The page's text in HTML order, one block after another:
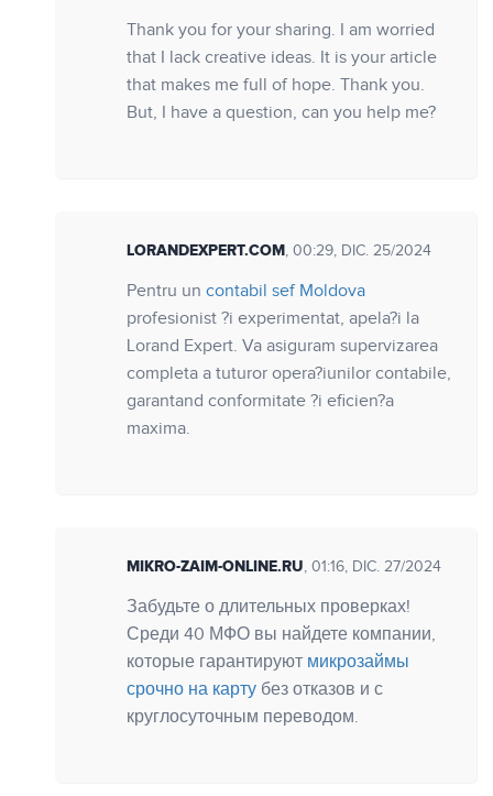
Thank you for your sharing. I am worried
that I lack creative ideas. It is your article
that makes me full of hope. Thank you.
But, I have a question, can you help me?
LORANDEXPERT.COM, 00:29, DIC. 25/2024
Pentru un contabil sef Moldova
profesionist ?i experimentat, apela?i la
Lorand Expert. Va asiguram supervizarea
completa a tuturor opera?iunilor contabile,
garantand conformitate ?i eficien?a
maxima.
MIKRO-ZAIM-ONLINE.RU, 01:16, DIC. 27/2024
Забудьте о длительных проверках!
Среди 40 МФО вы найдете компании,
которые гарантируют микрозаймы
срочно на карту без отказов и с
круглосуточным переводом.